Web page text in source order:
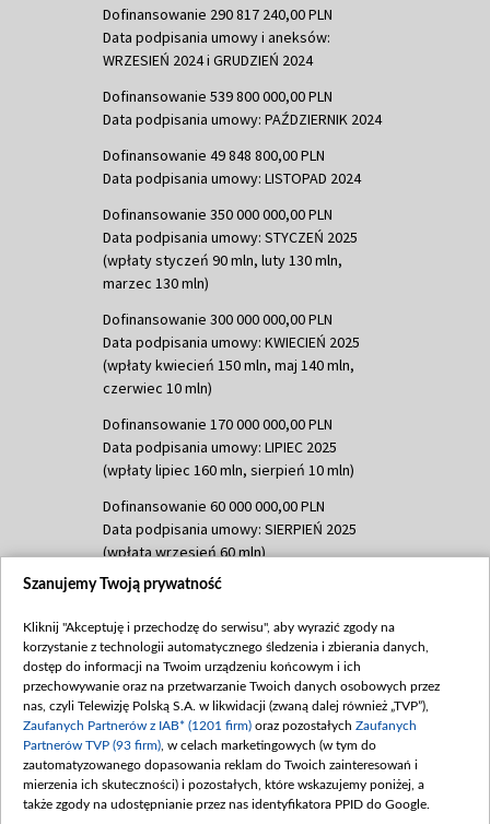
Dofinansowanie 290 817 240,00 PLN
Data podpisania umowy i aneksów:
WRZESIEŃ 2024 i GRUDZIEŃ 2024
Dofinansowanie 539 800 000,00 PLN
Data podpisania umowy: PAŹDZIERNIK 2024
Dofinansowanie 49 848 800,00 PLN
Data podpisania umowy: LISTOPAD 2024
Dofinansowanie 350 000 000,00 PLN
Data podpisania umowy: STYCZEŃ 2025
(wpłaty styczeń 90 mln, luty 130 mln,
marzec 130 mln)
Dofinansowanie 300 000 000,00 PLN
Data podpisania umowy: KWIECIEŃ 2025
(wpłaty kwiecień 150 mln, maj 140 mln,
czerwiec 10 mln)
Dofinansowanie 170 000 000,00 PLN
Data podpisania umowy: LIPIEC 2025
(wpłaty lipiec 160 mln, sierpień 10 mln)
Dofinansowanie 60 000 000,00 PLN
Data podpisania umowy: SIERPIEŃ 2025
(wpłata wrzesień 60 mln)
Dofinansowanie 635 783 051,21 PLN
(wpłata wrzesień 100 mln, październik 350
mln, listopad 265 mln)
Dofinansowanie 48 862 000,00 PLN
Data podpisania umowy: GRUDZIEŃ 2025
(wpłata grudzień 60,548 mln)
Dofinansowanie 900 000 000,00 PLN
Data podpisania umowy: LUTY 2026 (wpłata
Szanujemy Twoją prywatność
Kliknij "Akceptuję i przechodzę do serwisu", aby wyrazić zgody na
korzystanie z technologii automatycznego śledzenia i zbierania danych,
dostęp do informacji na Twoim urządzeniu końcowym i ich
przechowywanie oraz na przetwarzanie Twoich danych osobowych przez
nas, czyli Telewizję Polską S.A. w likwidacji (zwaną dalej również „TVP”),
Zaufanych Partnerów z IAB* (1201 firm) oraz pozostałych Zaufanych
Partnerów TVP (93 firm) , w celach marketingowych (w tym do
zautomatyzowanego dopasowania reklam do Twoich zainteresowań i
mierzenia ich skuteczności) i pozostałych, które wskazujemy poniżej, a
także zgody na udostępnianie przez nas identyfikatora PPID do Google.